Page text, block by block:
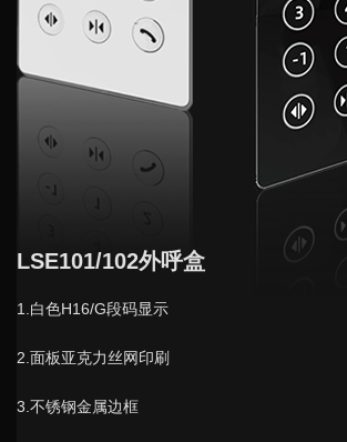
LSE101/102外呼盒
1.白色H16/G段码显示
2.面板亚克力丝网印刷
3.不锈钢金属边框